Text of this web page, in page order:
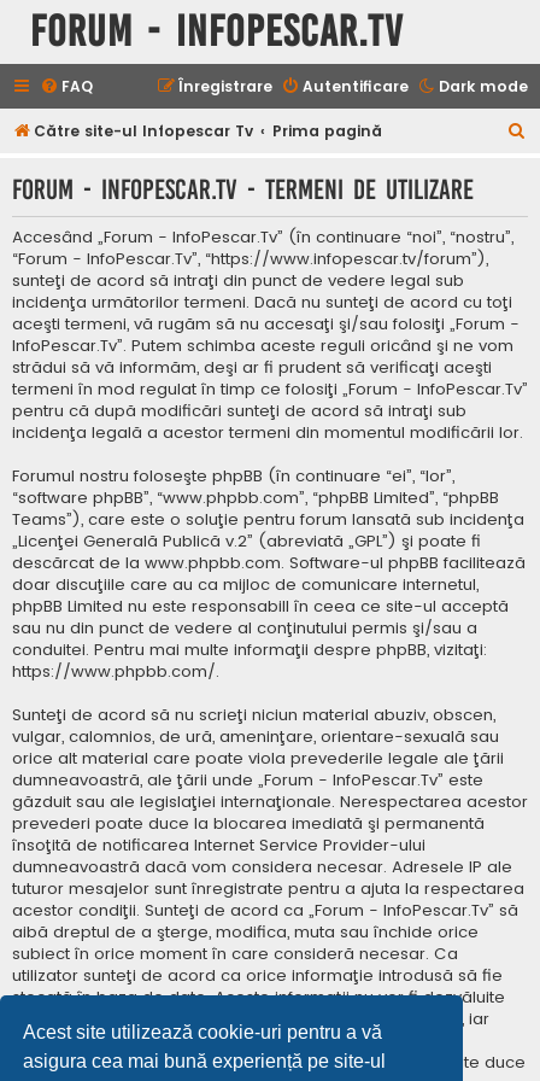
Acest site utilizează cookie-uri pentru a vă
asigura cea mai bună experiență pe site-ul
Forum - InfoPescar.Tv
Dark mode
FAQ Autentificare
Înregistrare
Către site-ul Infopescar Tv Prima pagină
t
Forum - InfoPescar.Tv - Termeni de utilizare
Accesând „Forum - InfoPescar.Tv” (în continuare “noi”, “nostru”,
“Forum - InfoPescar.Tv”, “https://www.infopescar.tv/forum”),
sunteţi de acord să intraţi din punct de vedere legal sub
incidenţa următorilor termeni. Dacă nu sunteţi de acord cu toţi
aceşti termeni, vă rugăm să nu accesaţi şi/sau folosiţi „Forum -
InfoPescar.Tv”. Putem schimba aceste reguli oricând şi ne vom
strădui să vă informăm, deşi ar fi prudent să verificaţi aceşti
termeni în mod regulat în timp ce folosiţi „Forum - InfoPescar.Tv”
pentru că după modificări sunteţi de acord să intraţi sub
incidenţa legală a acestor termeni din momentul modificării lor.
Forumul nostru foloseşte phpBB (în continuare “ei”, “lor”,
“software phpBB”, “www.phpbb.com”, “phpBB Limited”, “phpBB
Teams”), care este o soluţie pentru forum lansată sub incidenţa
„Licenţei Generală Publică v.2” (abreviată „GPL”) şi poate fi
descărcat de la www.phpbb.com. Software-ul phpBB facilitează
doar discuţiile care au ca mijloc de comunicare internetul,
phpBB Limited nu este responsabill în ceea ce site-ul acceptă
sau nu din punct de vedere al conţinutului permis şi/sau a
conduitei. Pentru mai multe informaţii despre phpBB, vizitaţi:
https://www.phpbb.com/.
Sunteţi de acord să nu scrieţi niciun material abuziv, obscen,
vulgar, calomnios, de ură, ameninţare, orientare-sexuală sau
orice alt material care poate viola prevederile legale ale ţării
dumneavoastră, ale ţării unde „Forum - InfoPescar.Tv” este
găzduit sau ale legislaţiei internaţionale. Nerespectarea acestor
prevederi poate duce la blocarea imediată şi permanentă
însoţită de notificarea Internet Service Provider-ului
dumneavoastră dacă vom considera necesar. Adresele IP ale
tuturor mesajelor sunt înregistrate pentru a ajuta la respectarea
acestor condiţii. Sunteţi de acord ca „Forum - InfoPescar.Tv” să
aibă dreptul de a şterge, modifica, muta sau închide orice
subiect în orice moment în care consideră necesar. Ca
utilizator sunteţi de acord ca orice informaţie introdusă să fie
stocată în baza de date. Aceste informaţii nu vor fi dezvăluite
niciunei terţe părţi fără consimţământul dumneavoastră, iar
„Forum - InfoPescar.Tv” sau phpBB nu pot fi consideraţi
responsabili pentru vreo încercare de hacking care poate duce